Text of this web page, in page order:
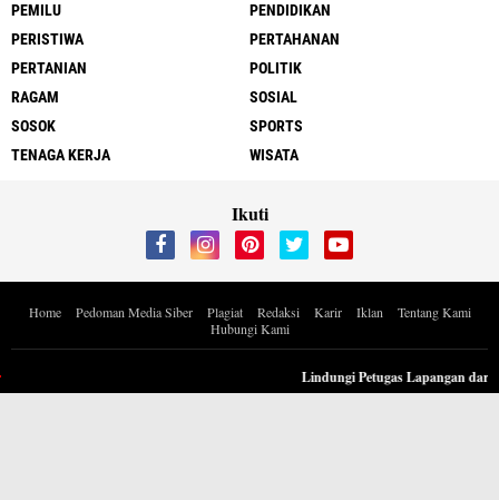
PEMILU
PENDIDIKAN
PERISTIWA
PERTAHANAN
PERTANIAN
POLITIK
RAGAM
SOSIAL
SOSOK
SPORTS
TENAGA KERJA
WISATA
Ikuti
Lindungi Petugas Lapangan dari
Home Pedoman Media Siber Plagiat Redaksi Karir Iklan
Tentang Kami
Hubungi Kami
2026 Berita Inspiratif Progresif.id by ApoedCyber